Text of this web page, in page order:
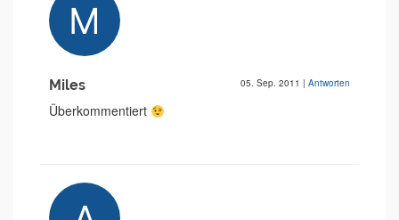
Miles 05. Sep. 2011 | Antworten
Überkommentiert